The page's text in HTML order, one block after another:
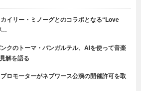
イリー・ミノーグとのコラボとなる“Love
…
クのトーマ・バンガルテル、AIを使って音楽
解を語る
ロモーターがネブワース公演の開催許可を取